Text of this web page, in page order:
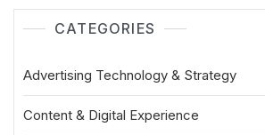
CATEGORIES
Advertising Technology & Strategy
Content & Digital Experience